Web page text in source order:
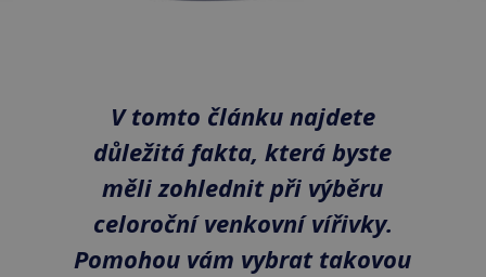
V tomto článku najdete
důležitá fakta, která byste
měli zohlednit při výběru
celoroční venkovní vířivky.
Pomohou vám vybrat takovou